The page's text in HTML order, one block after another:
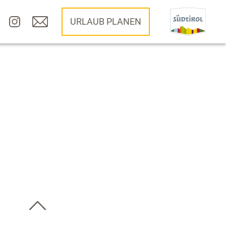
URLAUB PLANEN